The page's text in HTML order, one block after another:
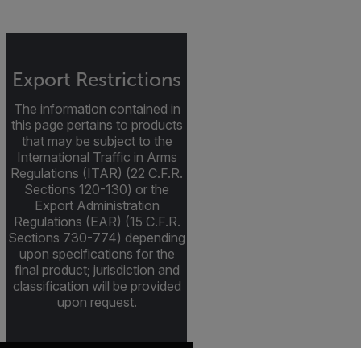
Export Restrictions
The information contained in
this page pertains to products
that may be subject to the
International Traffic in Arms
Regulations (ITAR) (22 C.F.R.
Sections 120-130) or the
Export Administration
Regulations (EAR) (15 C.F.R.
Sections 730-774) depending
upon specifications for the
final product; jurisdiction and
classification will be provided
upon request.